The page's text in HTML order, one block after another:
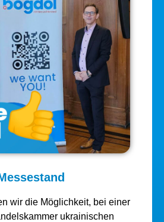
wir die Möglichkeit, bei einer
ukrainischen